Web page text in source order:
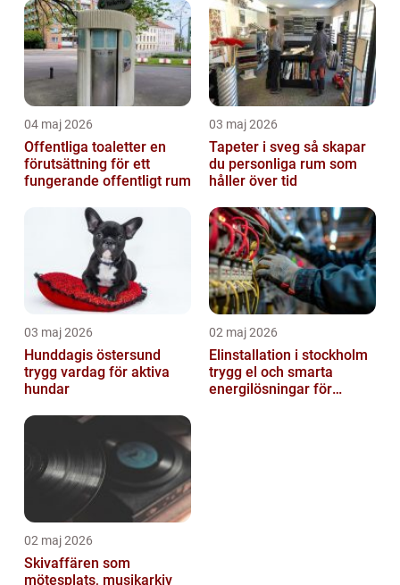
04 maj 2026
Offentliga toaletter en
förutsättning för ett
fungerande offentligt rum
03 maj 2026
Tapeter i sveg så skapar
du personliga rum som
håller över tid
03 maj 2026
Hunddagis östersund
trygg vardag för aktiva
hundar
02 maj 2026
Elinstallation i stockholm
trygg el och smarta
energilösningar för
02 maj 2026
Skivaffären som
mötesplats, musikarkiv